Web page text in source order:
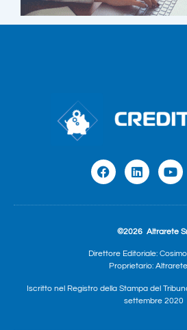
©2026 Altrarete
Direttore Editoriale:
Proprietario: Altrarete
Iscritto nel Registro della Stampa del
settembre 2020